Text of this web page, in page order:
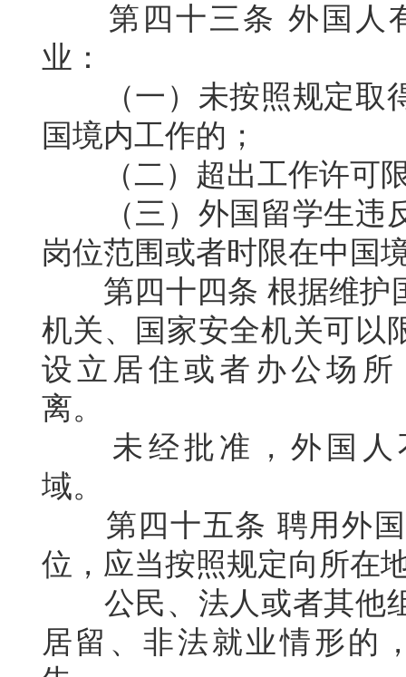
第四十三条 外国人
业：
（一）未按照规定
国境内工作的；
（二）超出工作许可
（三）外国留学生
岗位范围或者时限在中国
第四十四条 根据维护
机关、国家安全机关可以
设立居住或者办公场
离。
未经批准，外国
域。
第四十五条 聘用外
位，应当按照规定向所在
公民、法人或者其他
居留、非法就业情形的